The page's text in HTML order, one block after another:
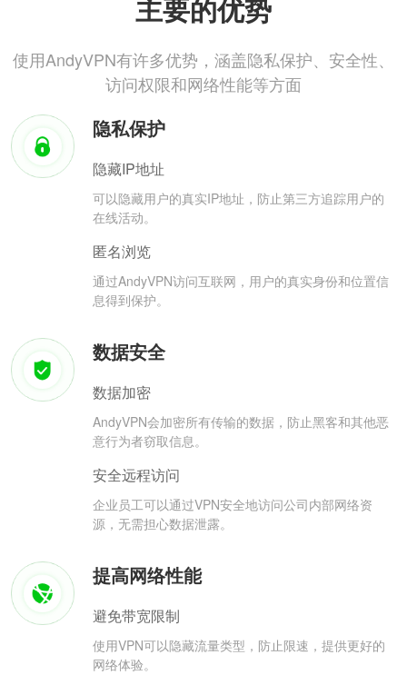
主要的优势
使用AndyVPN有许多优势，涵盖隐私保护、安全性、
访问权限和网络性能等方面
隐私保护
隐藏IP地址
可以隐藏用户的真实IP地址，防止第三方追踪用户的
在线活动。
匿名浏览
通过AndyVPN访问互联网，用户的真实身份和位置信
息得到保护。
数据安全
数据加密
AndyVPN会加密所有传输的数据，防止黑客和其他恶
意行为者窃取信息。
安全远程访问
企业员工可以通过VPN安全地访问公司内部网络资
源，无需担心数据泄露。
提高网络性能
避免带宽限制
使用VPN可以隐藏流量类型，防止限速，提供更好的
网络体验。